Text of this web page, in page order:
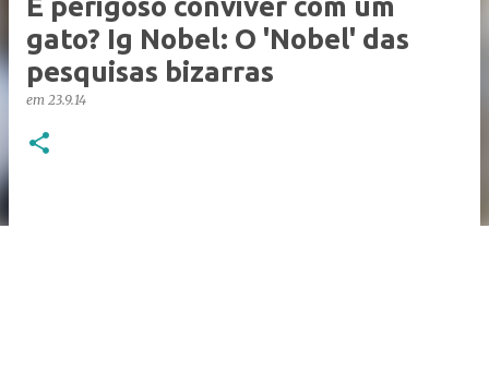
gato? Ig Nobel: O 'Nobel' das
pesquisas bizarras
em 23.9.14